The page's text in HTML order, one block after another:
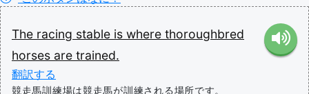
The racing stable is where thoroughbred
horses are trained.
翻訳する
競走馬訓練場は競走馬が訓練される場所です。